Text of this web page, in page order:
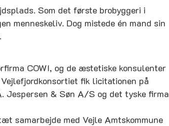
Som det første brobyggeri i
menneskeliv. Dog mistede én mand sin
COWI, og de æstetiske konsulenter
fik licitationen på
Jespersen & Søn A/S og det tyske firma
samarbejde med Vejle Amtskommune